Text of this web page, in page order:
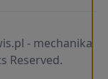
- mechanika
Reserved.